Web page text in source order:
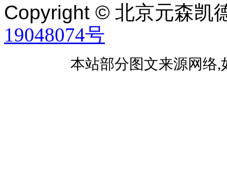
Copyright © 北京元森凯
19048074号
本站部分图文来源网络